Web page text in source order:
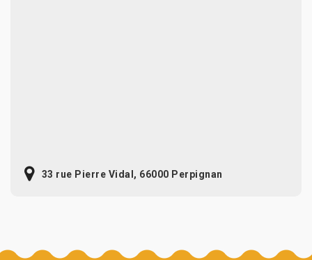
33 rue Pierre Vidal, 66000 Perpignan